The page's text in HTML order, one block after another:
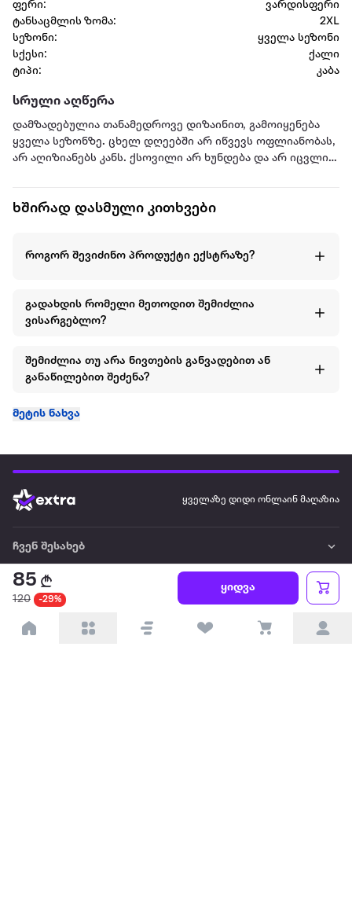
85
120 -29%
ყიდვა
ფერი:
ვარდისფერი
ტანსაცმლის ზომა:
2XL
სეზონი:
ყველა სეზონი
სქესი:
ქალი
ტიპი:
კაბა
სრული აღწერა
დამზადებულია თანამედროვე დიზაინით, გამოიყენება
ყველა სეზონზე. ცხელ დღეებში არ იწვევს ოფლიანობას,
არ აღიზიანებს კანს. ქსოვილი არ ხუნდება და არ იცვლის
ხშირად დასმული კითხვები
როგორ შევიძინო პროდუქტი ექსტრაზე?
გადახდის რომელი მეთოდით შემიძლია
ვისარგებლო?
შემიძლია თუ არა ნივთების განვადებით ან
განაწილებით შეძენა?
მეტის ნახვა
ყველაზე დიდი ონლაინ მაღაზია
ჩვენ შესახებ
წესები და პირობები
პარტნიორებისთვის